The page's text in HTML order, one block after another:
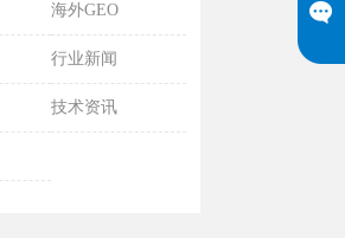
海外GEO
行业新闻
技术资讯